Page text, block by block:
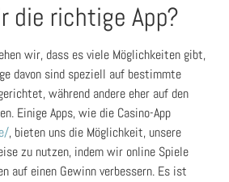
die richtige App?
wir, dass es viele Möglichkeiten gibt,
davon sind speziell auf bestimmte
während andere eher auf den
Einige Apps, wie die Casino-App
, bieten uns die Möglichkeit, unsere
zu nutzen, indem wir online Spiele
auf einen Gewinn verbessern. Es ist